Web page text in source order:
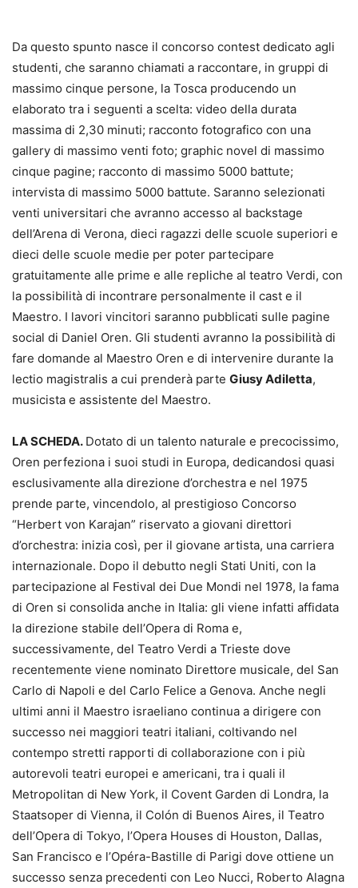
Da questo spunto nasce il concorso contest dedicato agli
studenti, che saranno chiamati a raccontare, in gruppi di
massimo cinque persone, la Tosca producendo un
elaborato tra i seguenti a scelta: video della durata
massima di 2,30 minuti; racconto fotografico con una
gallery di massimo venti foto; graphic novel di massimo
cinque pagine; racconto di massimo 5000 battute;
intervista di massimo 5000 battute. Saranno selezionati
venti universitari che avranno accesso al backstage
dell’Arena di Verona, dieci ragazzi delle scuole superiori e
dieci delle scuole medie per poter partecipare
gratuitamente alle prime e alle repliche al teatro Verdi, con
la possibilità di incontrare personalmente il cast e il
Maestro. I lavori vincitori saranno pubblicati sulle pagine
social di Daniel Oren. Gli studenti avranno la possibilità di
fare domande al Maestro Oren e di intervenire durante la
lectio magistralis a cui prenderà parte Giusy Adiletta,
musicista e assistente del Maestro.
LA SCHEDA. Dotato di un talento naturale e precocissimo,
Oren perfeziona i suoi studi in Europa, dedicandosi quasi
esclusivamente alla direzione d’orchestra e nel 1975
prende parte, vincendolo, al prestigioso Concorso
“Herbert von Karajan” riservato a giovani direttori
d’orchestra: inizia così, per il giovane artista, una carriera
internazionale. Dopo il debutto negli Stati Uniti, con la
partecipazione al Festival dei Due Mondi nel 1978, la fama
di Oren si consolida anche in Italia: gli viene infatti affidata
la direzione stabile dell’Opera di Roma e,
successivamente, del Teatro Verdi a Trieste dove
recentemente viene nominato Direttore musicale, del San
Carlo di Napoli e del Carlo Felice a Genova. Anche negli
ultimi anni il Maestro israeliano continua a dirigere con
successo nei maggiori teatri italiani, coltivando nel
contempo stretti rapporti di collaborazione con i più
autorevoli teatri europei e americani, tra i quali il
Metropolitan di New York, il Covent Garden di Londra, la
Staatsoper di Vienna, il Colón di Buenos Aires, il Teatro
dell’Opera di Tokyo, l’Opera Houses di Houston, Dallas,
San Francisco e l’Opéra-Bastille di Parigi dove ottiene un
successo senza precedenti con Leo Nucci, Roberto Alagna